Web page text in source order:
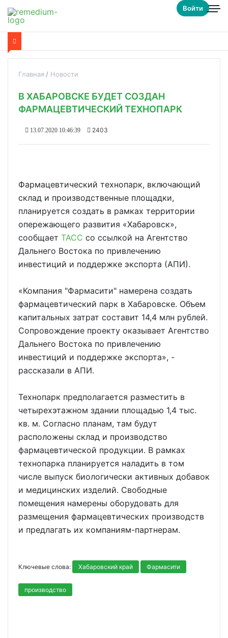
Войти
Главная Новости
В ХАБАРОВСКЕ БУДЕТ СОЗДАН
ФАРМАЦЕВТИЧЕСКИЙ ТЕХНОПАРК
13.07.2020 10:46:39 2403
Фармацевтический технопарк, включающий
склад и производственные площадки,
планируется создать в рамках территории
опережающего развития «Хабаровск»,
сообщает ТАСС со ссылкой на Агентство
Дальнего Востока по привлечению
инвестиций и поддержке экспорта (АПИ).
«Компания "Фармасити" намерена создать
фармацевтический парк в Хабаровске. Объем
капитальных затрат составит 14,4 млн рублей.
Сопровождение проекту оказывает Агентство
Дальнего Востока по привлечению
инвестиций и поддержке экспорта», -
рассказали в АПИ.
Технопарк предполагается разместить в
четырехэтажном здании площадью 1,4 тыс.
кв. м. Согласно планам, там будут
расположены склад и производство
фармацевтической продукции. В рамках
технопарка планируется наладить в том
числе выпуск биологически активных добавок
и медицинских изделий. Свободные
помещения намерены оборудовать для
размещения фармацевтических производств
и предлагать их компаниям-партнерам.
Ключевые слова: Хабаровский край Фармасити
производство